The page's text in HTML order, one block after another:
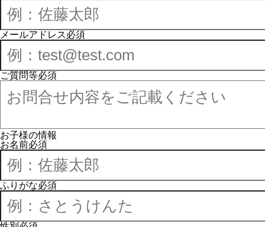
メールアドレス必須
ご質問等必須
お子様の情報
お名前必須
ふりがな必須